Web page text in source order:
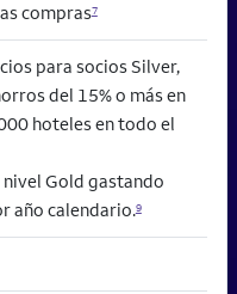
compras7
para socios Silver,
del 15% o más en
hoteles en todo el
Gold gastando
año calendario.9